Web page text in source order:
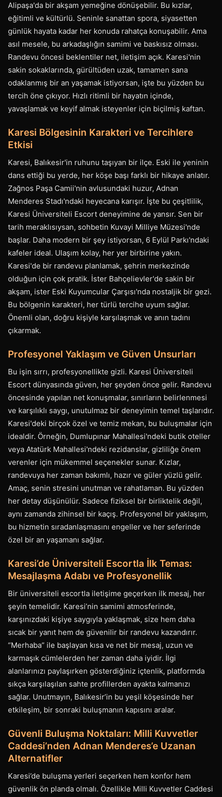
Alipaşa'da bir akşam yemeğine dönüşebilir. Bu kızlar,
eğitimli ve kültürlü. Seninle sanattan spora, siyasetten
günlük hayata kadar her konuda rahatça konuşabilir. Ama
asıl mesele, bu arkadaşlığın samimi ve baskısız olması.
Randevu öncesi beklentiler net, iletişim açık. Karesi'nin
sakin sokaklarında, gürültüden uzak, tamamen sana
odaklanmış bir an yaşamak istiyorsan, işte bu yüzden bu
tercih öne çıkıyor. Hızlı ritimli bir hayatın içinde,
yavaşlamak ve keyif almak isteyenler için biçilmiş kaftan.
Karesi Bölgesinin Karakteri ve Tercihlere
Etkisi
Karesi, Balıkesir'in ruhunu taşıyan bir ilçe. Eski ile yeninin
dans ettiği bu yerde, her köşe başı farklı bir hikaye anlatır.
Zağnos Paşa Camii'nin avlusundaki huzur, Adnan
Menderes Stadı'ndaki heyecana karışır. İşte bu çeşitlilik,
Karesi Üniversiteli Escort deneyimine de yansır. Sen bir
tarih meraklısıysan, sohbetin Kuvayi Milliye Müzesi'nde
başlar. Daha modern bir şey istiyorsan, 6 Eylül Parkı'ndaki
kafeler ideal. Ulaşım kolay, her yer birbirine yakın.
Karesi'de bir randevu planlamak, şehrin merkezinde
olduğun için çok pratik. İster Bahçelievler'de sakin bir
akşam, ister Eski Kuyumcular Çarşısı'nda nostaljik bir gezi.
Bu bölgenin karakteri, her türlü tercihe uyum sağlar.
Önemli olan, doğru kişiyle karşılaşmak ve anın tadını
çıkarmak.
Profesyonel Yaklaşım ve Güven Unsurları
Bu işin sırrı, profesyonellikte gizli. Karesi Üniversiteli
Escort dünyasında güven, her şeyden önce gelir. Randevu
öncesinde yapılan net konuşmalar, sınırların belirlenmesi
ve karşılıklı saygı, unutulmaz bir deneyimin temel taşlarıdır.
Karesi'deki birçok özel ve temiz mekan, bu buluşmalar için
idealdir. Örneğin, Dumlupınar Mahallesi'ndeki butik oteller
veya Atatürk Mahallesi'ndeki rezidanslar, gizliliğe önem
verenler için mükemmel seçenekler sunar. Kızlar,
randevuya her zaman bakımlı, hazır ve güler yüzlü gelir.
Amaç, senin stresini unutman ve rahatlaman. Bu yüzden
her detay düşünülür. Sadece fiziksel bir birliktelik değil,
aynı zamanda zihinsel bir kaçış. Profesyonel bir yaklaşım,
bu hizmetin sıradanlaşmasını engeller ve her seferinde
özel bir an yaşamanı sağlar.
Karesi’de Üniversiteli Escortla İlk Temas:
Mesajlaşma Adabı ve Profesyonellik
Bir üniversiteli escortla iletişime geçerken ilk mesaj, her
şeyin temelidir. Karesi’nin samimi atmosferinde,
karşınızdaki kişiye saygıyla yaklaşmak, size hem daha
sıcak bir yanıt hem de güvenilir bir randevu kazandırır.
“Merhaba” ile başlayan kısa ve net bir mesaj, uzun ve
karmaşık cümlelerden her zaman daha iyidir. İlgi
alanlarınızı paylaşırken gösterdiğiniz içtenlik, platformda
sıkça karşılaşılan sahte profillerden ayakta kalmanızı
sağlar. Unutmayın, Balıkesir’in bu yeşil köşesinde her
etkileşim, bir sonraki buluşmanın kapısını aralar.
Güvenli Buluşma Noktaları: Milli Kuvvetler
Caddesi’nden Adnan Menderes’e Uzanan
Alternatifler
Karesi’de buluşma yerleri seçerken hem konfor hem
güvenlik ön planda olmalı. Özellikle Milli Kuvvetler Caddesi